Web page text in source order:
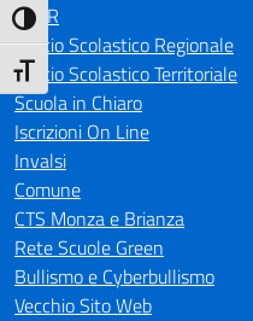
Attiva/disattiva alto contrasto
Attiva/disattiva dimensione testo
MIUR
Ufficio Scolastico Regionale
Ufficio Scolastico Territoriale
Scuola in Chiaro
Iscrizioni On Line
Invalsi
Comune
CTS Monza e Brianza
Rete Scuole Green
Bullismo e Cyberbullismo
Vecchio Sito Web